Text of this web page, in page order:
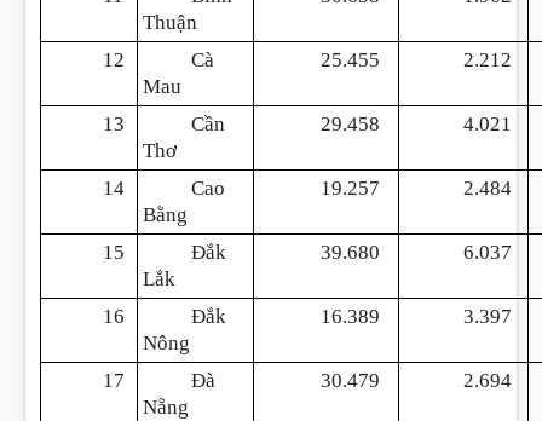
Thuận
12
Cà
Mau
25.455 2.212
13
Cần
Thơ
29.458 4.021
14
Cao
Bằng
19.257 2.484
15
Đắk
Lắk
39.680 6.037
16
Đắk
Nông
16.389 3.397
17
Đà
Nẵng
30.479 2.694